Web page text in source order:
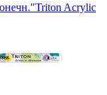
Acrylic